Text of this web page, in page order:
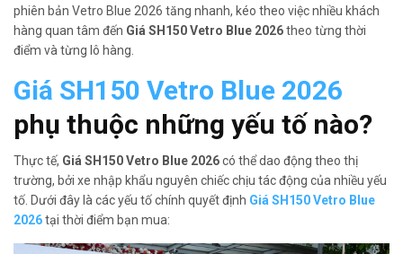
phiên bản Vetro Blue 2026 tăng nhanh, kéo theo việc nhiều khách
hàng quan tâm đến Giá SH150 Vetro Blue 2026theo từng thời
điểm và từng lô hàng.
Giá SH150 Vetro Blue 2026
phụ thuộc những yếu tố nào?
Thực tế, Giá SH150 Vetro Blue 2026có thể dao động theo thị
trường, bởi xe nhập khẩu nguyên chiếc chịu tác động của nhiều yếu
tố. Dưới đây là các yếu tố chính quyết định Giá SH150 Vetro Blue
2026tại thời điểm bạn mua: